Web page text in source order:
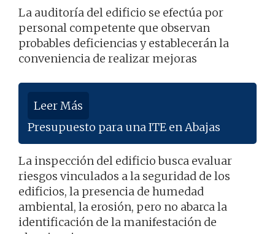
La auditoría del edificio se efectúa por
personal competente que observan
probables deficiencias y establecerán la
conveniencia de realizar mejoras
Leer Más
Presupuesto para una ITE en Abajas
La inspección del edificio busca evaluar
riesgos vinculados a la seguridad de los
edificios, la presencia de humedad
ambiental, la erosión, pero no abarca la
identificación de la manifestación de